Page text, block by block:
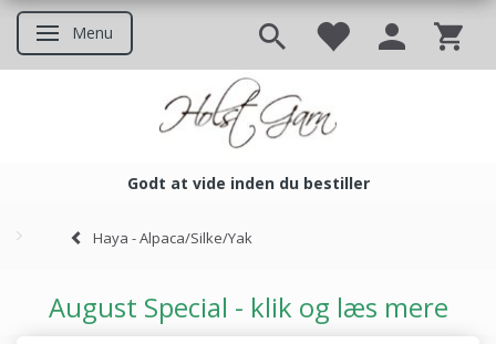
Skifte navigation
Menu
Godt at vide inden du bestiller
Haya - Alpaca/Silke/Yak
August Special - klik og læs mere